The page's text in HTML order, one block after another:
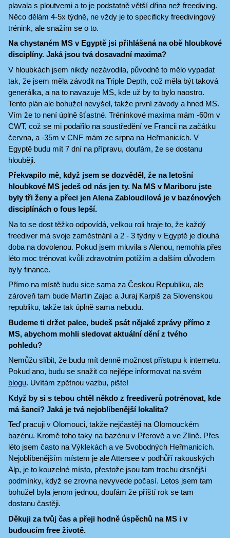
plavala s ploutvemi a to je podstatně větší dřina než freediving.
Něco dělám 4-5x týdně, ne vždy je to specificky freedivingový
trénink, ale snažím se o to.
Na chystaném MS v Egyptě jsi přihlášená na obě hloubkové
disciplíny. Jaká jsou tvá dosavadní maxima?
V hloubkách jsem nikdy nezávodila, původně to mělo vypadat
tak, že jsem měla závodit na Triple Depth, což měla být taková
generálka, a na to navazuje MS, kde už by to bylo naostro.
Tento plán ale bohužel nevyšel, takže první závody a hned MS.
Vím že to není úplně šťastné. Tréninkové maxima mám -60m v
CWT, což se mi podařilo na soustředění ve Francii na začátku
června, a -35m v CNF mám ze srpna na Heřmanicích. V
Egyptě budu mít 7 dní na přípravu, doufám, že se dostanu
hlouběji.
Překvapilo mě, když jsem se dozvěděl, že na letošní
hloubkové MS jedeš od nás jen ty. Na MS v Mariboru jste
byly tři ženy a přeci jen Alena Zabloudilová je v bazénových
disciplínách o fous lepší.
Na to se dost těžko odpovídá, velkou roli hraje to, že každý
freediver má svoje zaměstnání a 2 - 3 týdny v Egyptě je dlouhá
doba na dovolenou. Pokud jsem mluvila s Alenou, nemohla přes
léto moc trénovat kvůli zdravotním potížím a dalším důvodem
byly finance.
Přímo na místě budu sice sama za Českou Republiku, ale
zároveň tam bude Martin Zajac a Juraj Karpiš za Slovenskou
republiku, takže tak úplně sama nebudu.
Budeme ti držet palce, budeš psát nějaké zprávy přímo z
MS, abychom mohli sledovat aktuální dění z tvého
pohledu?
Nemůžu slíbit, že budu mít denně možnost přístupu k internetu.
Pokud ano, budu se snažit co nejlépe informovat na svém
blogu. Uvítám zpětnou vazbu, pište!
Když by si s tebou chtěl někdo z freediverů potrénovat, kde
má šanci? Jaká je tvá nejoblíbenější lokalita?
Teď pracuji v Olomouci, takže nejčastěji na Olomouckém
bazénu. Kromě toho taky na bazénu v Přerově a ve Zlíně. Přes
léto jsem často na Výklekách a ve Svobodných Heřmanicích.
Nejoblíbenějším místem je ale Attersee v podhůří rakouských
Alp, je to kouzelné místo, přestože jsou tam trochu drsnější
podmínky, když se zrovna nevyvede počasí. Letos jsem tam
bohužel byla jenom jednou, doufám že příští rok se tam
dostanu častěji.
Děkuji za tvůj čas a přeji hodně úspěchů na MS i v
budoucím free životě.